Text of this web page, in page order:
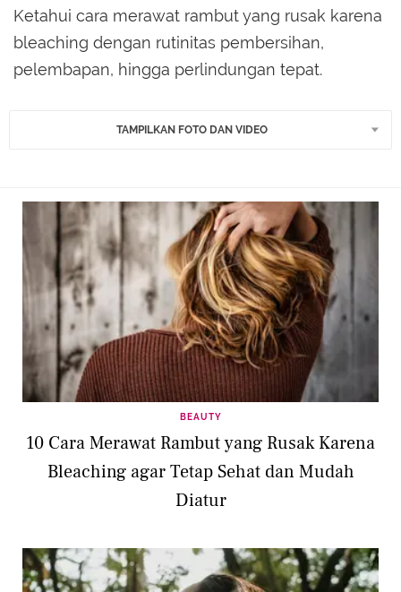
Ketahui cara merawat rambut yang rusak karena
bleaching dengan rutinitas pembersihan,
pelembapan, hingga perlindungan tepat.
TAMPILKAN FOTO DAN VIDEO
BEAUTY
10 Cara Merawat Rambut yang Rusak Karena
Bleaching agar Tetap Sehat dan Mudah
Diatur